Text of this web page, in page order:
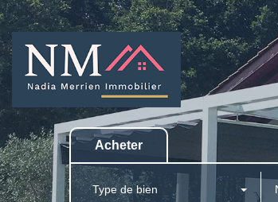
Acheter
Type de bien